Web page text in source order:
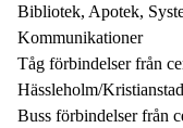
Bibliotek, Apotek,
Kommunikationer
Tåg förbindelser från
Hässleholm/
Buss förbindelser från